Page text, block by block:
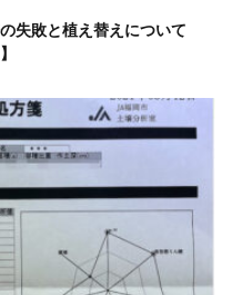
失敗と植え替えについて